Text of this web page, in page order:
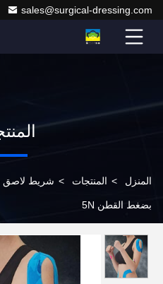
sales@surgical-dressing.com
المنزل > المنتجات > شريط لاصق
بضغط القطن 5N